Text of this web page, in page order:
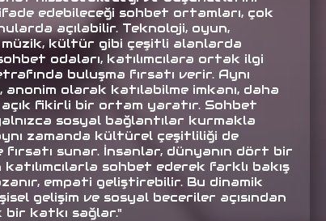
edebileceği sohbet ortamları, çok
açılabilir. Teknoloji, oyun,
kültür gibi çeşitli alanlarda
odaları, katılımcılara ortak ilgi
buluşma fırsatı verir. Aynı
anonim olarak katılabilme imkanı, daha
fikirli bir ortam yaratır. Sohbet
sosyal bağlantılar kurmakla
zamanda kültürel çeşitliliği de
fırsatı sunar. İnsanlar, dünyanın dört bir
katılımcılarla sohbet ederek farklı bakış
empati geliştirebilir. Bu dinamik
gelişim ve sosyal beceriler açısından
bir katkı sağlar."